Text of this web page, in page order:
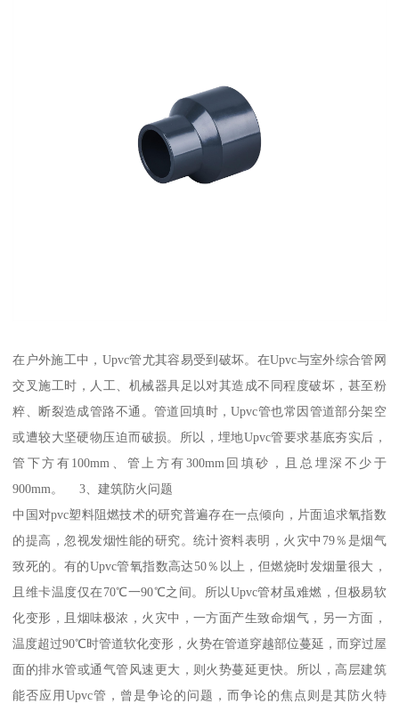
在户外施工中，Upvc管尤其容易受到破坏。在Upvc与室外综合管网
交叉施工时，人工、机械器具足以对其造成不同程度破坏，甚至粉
粹、断裂造成管路不通。管道回填时，Upvc管也常因管道部分架空
或遭较大坚硬物压迫而破损。所以，埋地Upvc管要求基底夯实后，
管下方有100mm、管上方有300mm回填砂，且总埋深不少于
900mm。 3、建筑防火问题
中国对pvc塑料阻燃技术的研究普遍存在一点倾向，片面追求氧指数
的提高，忽视发烟性能的研究。统计资料表明，火灾中79％是烟气
致死的。有的Upvc管氧指数高达50％以上，但燃烧时发烟量很大，
且维卡温度仅在70℃一90℃之间。所以Upvc管材虽难燃，但极易软
化变形，且烟味极浓，火灾中，一方面产生致命烟气，另一方面，
温度超过90℃时管道软化变形，火势在管道穿越部位蔓延，而穿过屋
面的排水管或通气管风速更大，则火势蔓延更快。所以，高层建筑
能否应用Upvc管，曾是争论的问题，而争论的焦点则是其防火特